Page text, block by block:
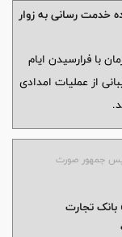
خدمت رسانی به زوار
با فرارسیدن ایام
از عملیات امدادی
جمهور صورت
بانک تجارت